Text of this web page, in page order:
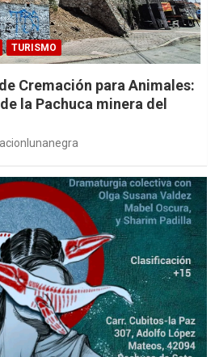
TURISMO
Cremación para Animales:
la Pachuca minera del